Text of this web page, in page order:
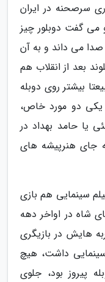
سرصحنه در ایران
می گفت دوبلور چیز
صدا می داند و به آن
بعد از انقلاب هم
بیشتر روی دوبله
یکی دو مورد خاص،
یا حامد بهداد در
جای هنرپیشه های
سال های 1338 تا 1395 در 9 فیلم سینمایی هم بازی
شاه در اواخر دهه
تجربه هایش در بازیگری
سینمایی داشت، هیچ
پیروز بود، جلوی